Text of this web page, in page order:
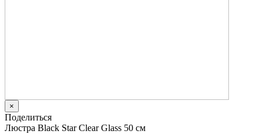
×
Поделиться
Люстра Black Star Clear Glass 50 см